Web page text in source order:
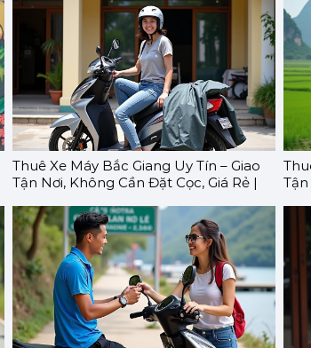
Thuê Xe Máy Bắc Giang Uy Tín – Giao
Tận Nơi, Không Cần Đặt Cọc, Giá Rẻ |